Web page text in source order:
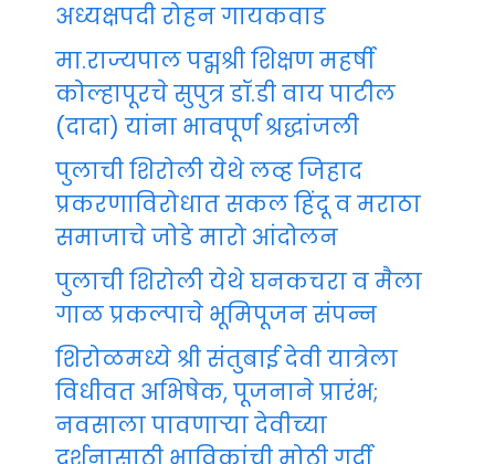
अध्यक्षपदी रोहन गायकवाड
मा.राज्यपाल पद्मश्री शिक्षण महर्षी
कोल्हापूरचे सुपुत्र डॉ.डी वाय पाटील
(दादा) यांना भावपूर्ण श्रद्धांजली
पुलाची शिरोली येथे लव्ह जिहाद
प्रकरणाविरोधात सकल हिंदू व मराठा
समाजाचे जोडे मारो आंदोलन
पुलाची शिरोली येथे घनकचरा व मैला
गाळ प्रकल्पाचे भूमिपूजन संपन्न
शिरोळमध्ये श्री संतुबाई देवी यात्रेला
विधीवत अभिषेक, पूजनाने प्रारंभ;
नवसाला पावणाऱ्या देवीच्या